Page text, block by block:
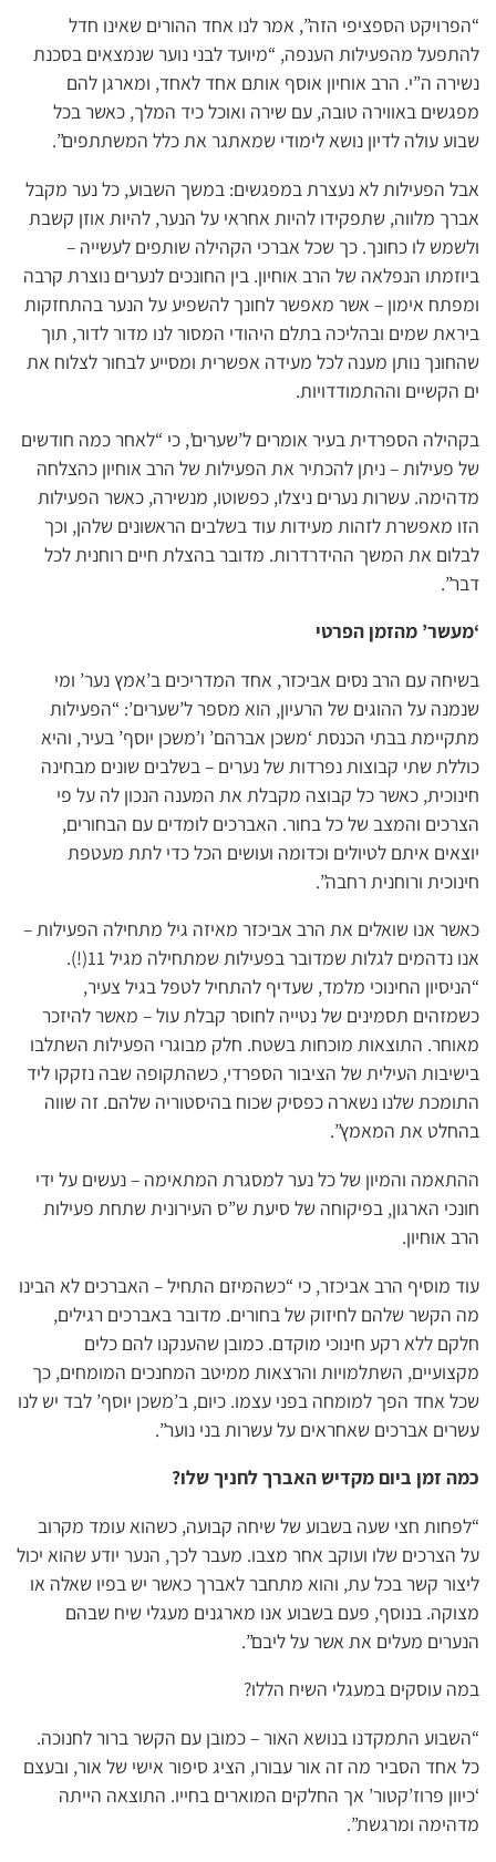
“הפרויקט הספציפי הזה”, אמר לנו אחד ההורים שאינו חדל
להתפעל מהפעילות הענפה, “מיועד לבני נוער שנמצאים בסכנת
נשירה ה”י. הרב אוחיון אוסף אותם אחד לאחד, ומארגן להם
מפגשים באווירה טובה, עם שירה ואוכל כיד המלך, כאשר בכל
שבוע עולה לדיון נושא לימודי שמאתגר את כלל המשתתפים”.
אבל הפעילות לא נעצרת במפגשים: במשך השבוע, כל נער מקבל
אברך מלווה, שתפקידו להיות אחראי על הנער, להיות אוזן קשבת
ולשמש לו כחונך. כך שכל אברכי הקהילה שותפים לעשייה –
ביוזמתו הנפלאה של הרב אוחיון. בין החונכים לנערים נוצרת קרבה
ומפתח אימון – אשר מאפשר לחונך להשפיע על הנער בהתחזקות
ביראת שמים ובהליכה בתלם היהודי המסור לנו מדור לדור, תוך
שהחונך נותן מענה לכל מעידה אפשרית ומסייע לבחור לצלוח את
ים הקשיים וההתמודדויות.
בקהילה הספרדית בעיר אומרים ל’שערים’, כי “לאחר כמה חודשים
של פעילות – ניתן להכתיר את הפעילות של הרב אוחיון כהצלחה
מדהימה. עשרות נערים ניצלו, כפשוטו, מנשירה, כאשר הפעילות
הזו מאפשרת לזהות מעידות עוד בשלבים הראשונים שלהן, וכך
לבלום את המשך ההידרדרות. מדובר בהצלת חיים רוחנית לכל
דבר”.
‘מעשר’ מהזמן הפרטי
בשיחה עם הרב נסים אביכזר, אחד המדריכים ב’אמץ נער’ ומי
שנמנה על ההוגים של הרעיון, הוא מספר ל’שערים’: “הפעילות
מתקיימת בבתי הכנסת ‘משכן אברהם’ ו’משכן יוסף’ בעיר, והיא
כוללת שתי קבוצות נפרדות של נערים – בשלבים שונים מבחינה
חינוכית, כאשר כל קבוצה מקבלת את המענה הנכון לה על פי
הצרכים והמצב של כל בחור. האברכים לומדים עם הבחורים,
יוצאים איתם לטיולים וכדומה ועושים הכל כדי לתת מעטפת
חינוכית ורוחנית רחבה”.
כאשר אנו שואלים את הרב אביכזר מאיזה גיל מתחילה הפעילות –
אנו נדהמים לגלות שמדובר בפעילות שמתחילה מגיל 11(!).
“הניסיון החינוכי מלמד, שעדיף להתחיל לטפל בגיל צעיר,
כשמזהים תסמינים של נטייה לחוסר קבלת עול – מאשר להיזכר
מאוחר. התוצאות מוכחות בשטח. חלק מבוגרי הפעילות השתלבו
בישיבות העילית של הציבור הספרדי, כשהתקופה שבה נזקקו ליד
התומכת שלנו נשארה כפסיק שכוח בהיסטוריה שלהם. זה שווה
בהחלט את המאמץ”.
ההתאמה והמיון של כל נער למסגרת המתאימה – נעשים על ידי
חונכי הארגון, בפיקוחה של סיעת ש”ס העירונית שתחת פעילות
הרב אוחיון.
עוד מוסיף הרב אביכזר, כי “כשהמיזם התחיל – האברכים לא הבינו
מה הקשר שלהם לחיזוק של בחורים. מדובר באברכים רגילים,
חלקם ללא רקע חינוכי מוקדם. כמובן שהענקנו להם כלים
מקצועיים, השתלמויות והרצאות ממיטב המחנכים המומחים, כך
שכל אחד הפך למומחה בפני עצמו. כיום, ב’משכן יוסף’ לבד יש לנו
עשרים אברכים שאחראים על עשרות בני נוער”.
כמה זמן ביום מקדיש האברך לחניך שלו?
“לפחות חצי שעה בשבוע של שיחה קבועה, כשהוא עומד מקרוב
על הצרכים שלו ועוקב אחר מצבו. מעבר לכך, הנער יודע שהוא יכול
ליצור קשר בכל עת, והוא מתחבר לאברך כאשר יש בפיו שאלה או
מצוקה. בנוסף, פעם בשבוע אנו מארגנים מעגלי שיח שבהם
הנערים מעלים את אשר על ליבם”.
במה עוסקים במעגלי השיח הללו?
“השבוע התמקדנו בנושא האור – כמובן עם הקשר ברור לחנוכה.
כל אחד הסביר מה זה אור עבורו, הציג סיפור אישי של אור, ובעצם
‘כיוון פרוז’קטור’ אך החלקים המוארים בחייו. התוצאה הייתה
מדהימה ומרגשת”.